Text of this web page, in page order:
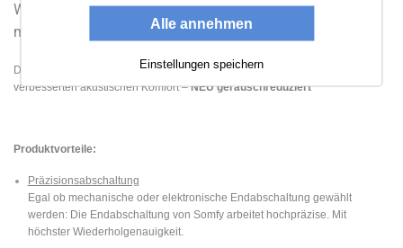
WireFree RTS und Eolis 3D WireFree RTS. Mit fest
montiertem Kabel.
Die neueste Generation mit überarbeiteten Komponenten bietet
verbesserten akustischen Komfort –NEU geräuschreduziert
Produktvorteile:
Präzisionsabschaltung
Egal ob mechanische oder elektronische Endabschaltung gewählt
werden: Die Endabschaltung von Somfy arbeitet hochpräzise. Mit
höchster Wiederholgenauigkeit.
Alle annehmen
Einstellungen speichern